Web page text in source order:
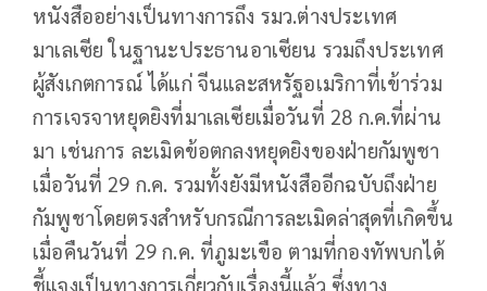
หนังสืออย่างเป็นทางการถึง รมว.ต่างประเทศ
มาเลเซีย ในฐานะประธานอาเซียน รวมถึงประเทศ
ผู้สังเกตการณ์ ได้แก่ จีนและสหรัฐอเมริกาที่เข้าร่วม
การเจรจาหยุดยิงที่มาเลเซียเมื่อวันที่ 28 ก.ค.ที่ผ่าน
มา เช่นการ ละเมิดข้อตกลงหยุดยิงของฝ่ายกัมพูชา
เมื่อวันที่ 29 ก.ค. รวมทั้งยังมีหนังสืออีกฉบับถึงฝ่าย
กัมพูชาโดยตรงสำหรับกรณีการละเมิดล่าสุดที่เกิดขึ้น
เมื่อคืนวันที่ 29 ก.ค. ที่ภูมะเขือ ตามที่กองทัพบกได้
ชี้แจงเป็นทางการเกี่ยวกับเรื่องนี้แล้ว ซึ่งทาง